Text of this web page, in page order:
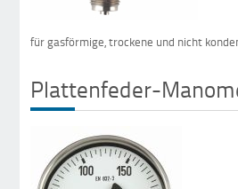
für gasförmige, trockene und nicht
Plattenfeder-